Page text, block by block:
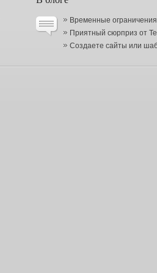
Временные
Приятный сюрприз от
Создаете сайты или